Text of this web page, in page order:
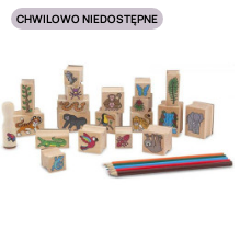
CHWILOWO NIEDOSTĘPNE